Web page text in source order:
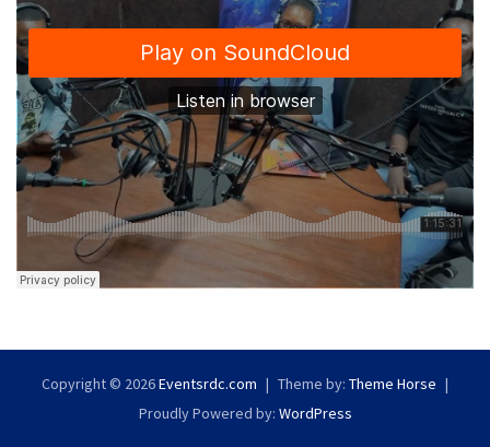
Copyright © 2026Eventsrdc.com Theme by: Theme Horse
Proudly Powered by: WordPress